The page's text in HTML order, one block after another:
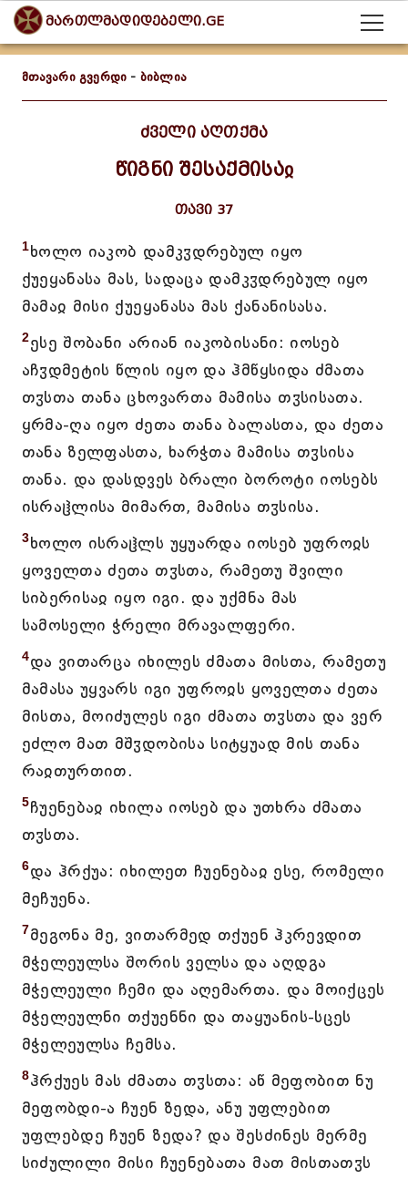
მართლმადიდებელი.GE
მთავარი გვერდი - ბიბლია
ძველი აღთქმა
წიგნი შესაქმისაჲ
თავი 37
1ხოლო იაკობ დამკჳდრებულ იყო
ქუეყანასა მას, სადაცა დამკჳდრებულ იყო
მამაჲ მისი ქუეყანასა მას ქანანისასა.
2ესე შობანი არიან იაკობისანი: იოსებ
აჩჳდმეტის წლის იყო და ჰმწყსიდა ძმათა
თჳსთა თანა ცხოვართა მამისა თჳსისათა.
ყრმა-ღა იყო ძეთა თანა ბალასთა, და ძეთა
თანა ზელფასთა, ხარჭთა მამისა თჳსისა
თანა. და დასდვეს ბრალი ბოროტი იოსებს
ისრაჱლისა მიმართ, მამისა თჳსისა.
3ხოლო ისრაჱლს უყუარდა იოსებ უფროჲს
ყოველთა ძეთა თჳსთა, რამეთუ შვილი
სიბერისაჲ იყო იგი. და უქმნა მას
სამოსელი ჭრელი მრავალფერი.
4და ვითარცა იხილეს ძმათა მისთა, რამეთუ
მამასა უყვარს იგი უფროჲს ყოველთა ძეთა
მისთა, მოიძულეს იგი ძმათა თჳსთა და ვერ
ეძლო მათ მშჳდობისა სიტყუად მის თანა
რაჲთურთით.
5ჩუენებაჲ იხილა იოსებ და უთხრა ძმათა
თჳსთა.
6და ჰრქუა: იხილეთ ჩუენებაჲ ესე, რომელი
მეჩუენა.
7მეგონა მე, ვითარმედ თქუენ ჰკრევდით
მჭელეულსა შორის ველსა და აღდგა
მჭელეული ჩემი და აღემართა. და მოიქცეს
მჭელეულნი თქუენნი და თაყუანის-სცეს
მჭელეულსა ჩემსა.
8ჰრქუეს მას ძმათა თჳსთა: აწ მეფობით ნუ
მეფობდი-ა ჩუენ ზედა, ანუ უფლებით
უფლებდე ჩუენ ზედა? და შესძინეს მერმე
სიძულილი მისი ჩუენებათა მათ მისთათჳს